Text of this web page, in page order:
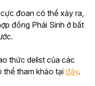
đoan có thể xảy ra,
đồng Phái Sinh ở bất
thức delist của các
thể tham khảo tại đây.